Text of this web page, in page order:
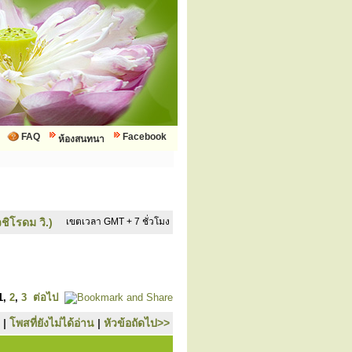
Facebook
ห้องสนทนา
FAQ
โรดม วิ.) เขตเวลา GMT + 7 ชั่วโมง
, 2, 3 ต่อไป
| โพสที่ยังไม่ได้อ่าน | หัวข้อถัดไป>>